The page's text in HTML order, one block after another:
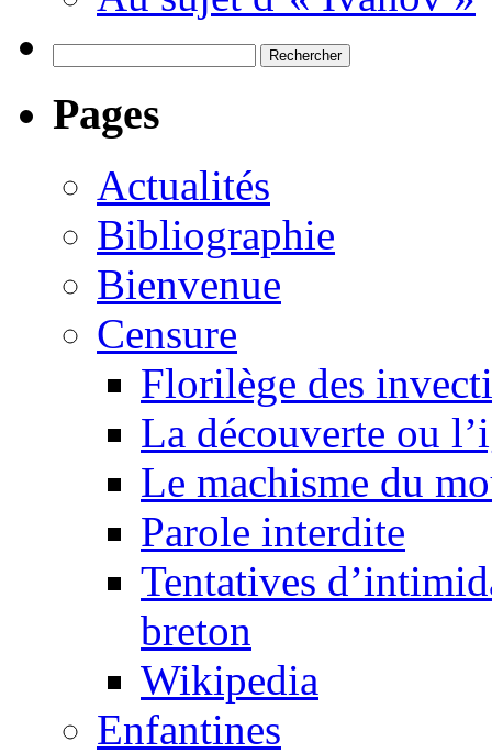
Pages
Actualités
Bibliographie
Bienvenue
Censure
Florilège des
La découverte ou
Le machisme du
Parole interdite
Tentatives
breton
Wikipedia
Enfantines